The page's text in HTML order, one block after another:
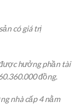
có giá trị
hưởng phần tài
đồng.
nhà cấp 4 nằm